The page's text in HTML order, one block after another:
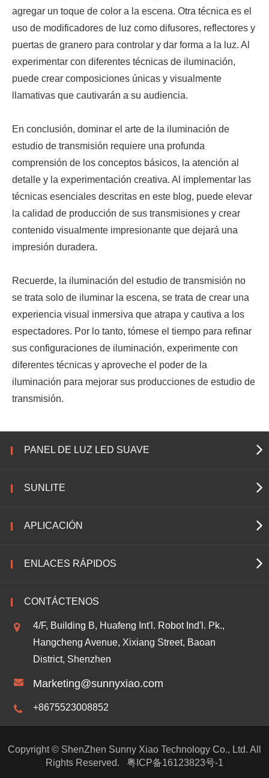
agregar un toque de color a la escena. Otra técnica es el
uso de modificadores de luz como difusores, reflectores y
puertas de granero para controlar y dar forma a la luz. Al
experimentar con diferentes técnicas de iluminación,
puede crear composiciones únicas y visualmente
llamativas que cautivarán a su audiencia.
En conclusión, dominar el arte de la iluminación de
estudio de transmisión requiere una profunda
comprensión de los conceptos básicos, la atención al
detalle y la experimentación creativa. Al implementar las
técnicas esenciales descritas en este blog, puede elevar
la calidad de producción de sus transmisiones y crear
contenido visualmente impresionante que dejará una
impresión duradera.
Recuerde, la iluminación del estudio de transmisión no
se trata solo de iluminar la escena, se trata de crear una
experiencia visual inmersiva que atrapa y cautiva a los
espectadores. Por lo tanto, tómese el tiempo para refinar
sus configuraciones de iluminación, experimente con
diferentes técnicas y aproveche el poder de la
iluminación para mejorar sus producciones de estudio de
transmisión.
PANEL DE LUZ LED SUAVE
SUNLITE
APLICACIÓN
ENLACES RÁPIDOS
CONTÁCTENOS
4/F, Building B, Huafeng Int'l. Robot Ind'l. Pk.,
Hangcheng Avenue, Xixiang Street, Baoan
District, Shenzhen
Marketing@sunnyxiao.com
+8675523008852
Copyright © ShenZhen Sunny Xiao Technology Co., Ltd. All
Rights Reserved.
粤ICP备16123823号-1